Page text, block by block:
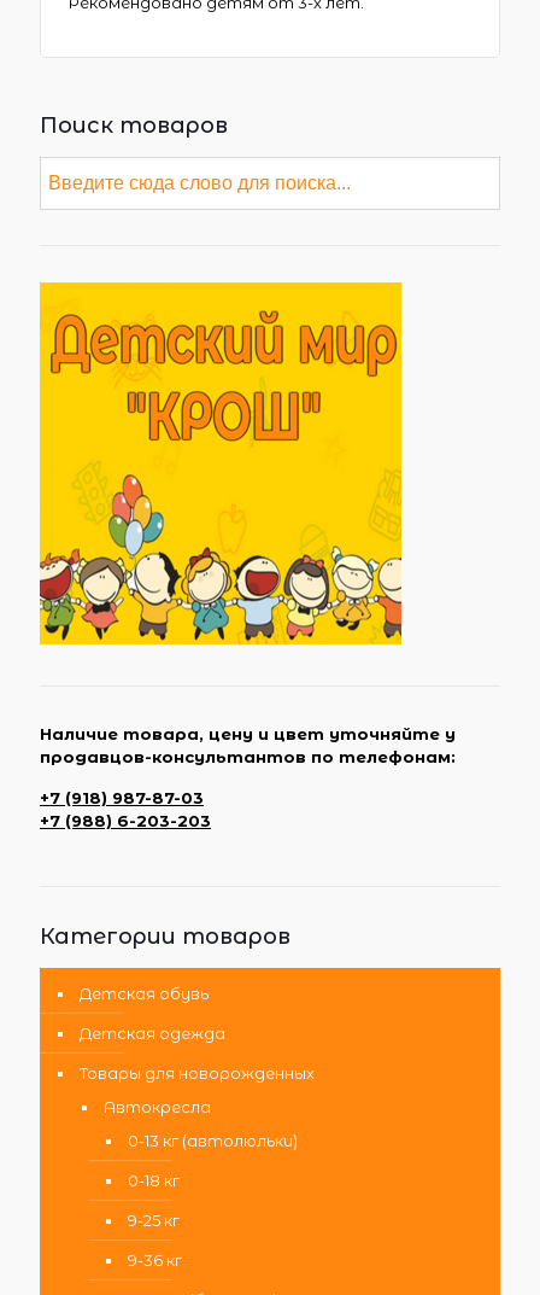
Поиск товаров
Наличие товара, цену и цвет уточняйте у
продавцов-консультантов по телефонам:
+7 (918) 987-87-03
+7 (988) 6-203-203
Категории товаров
Детская обувь
Детская одежда
Товары для новорожденных
Автокресла
0-13 кг (автолюльки)
0-18 кг
9-25 кг
9-36 кг